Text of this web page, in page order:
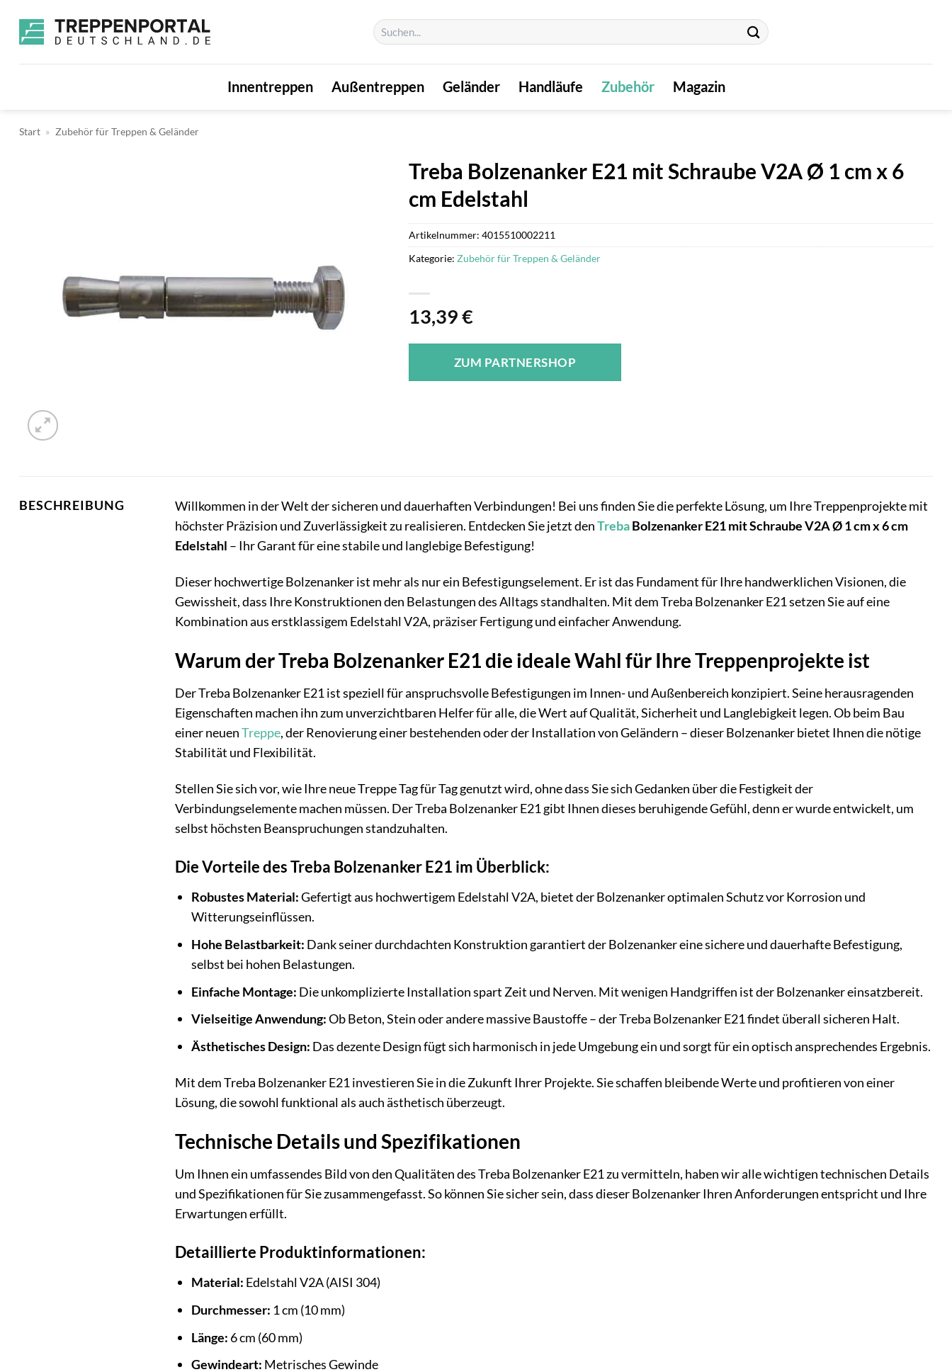
Inhalt
springen
Suchen
nach:
Innentreppen Außentreppen Geländer Handläufe Zubehör Magazin
Start » Zubehör für Treppen & Geländer
Treba Bolzenanker E21 mit Schraube V2A Ø 1 cm x 6
cm Edelstahl
13,39€
ZUM PARTNERSHOP
Artikelnummer: 4015510002211
Kategorie: Zubehör für Treppen & Geländer
BESCHREIBUNG
Willkommen in der Welt der sicheren und dauerhaften Verbindungen! Bei uns finden Sie die perfekte Lösung, um Ihre Treppenprojekte mit
höchster Präzision und Zuverlässigkeit zu realisieren. Entdecken Sie jetzt denTrebaBolzenanker E21 mit Schraube V2A Ø 1 cm x 6 cm
Edelstahl – Ihr Garant für eine stabile und langlebige Befestigung!
Dieser hochwertige Bolzenanker ist mehr als nur ein Befestigungselement. Er ist das Fundament für Ihre handwerklichen Visionen, die
Gewissheit, dass Ihre Konstruktionen den Belastungen des Alltags standhalten. Mit dem Treba Bolzenanker E21 setzen Sie auf eine
Kombination aus erstklassigem Edelstahl V2A, präziser Fertigung und einfacher Anwendung.
Warum der Treba Bolzenanker E21 die ideale Wahl für Ihre Treppenprojekte ist
Der Treba Bolzenanker E21 ist speziell für anspruchsvolle Befestigungen im Innen- und Außenbereich konzipiert. Seine herausragenden
Eigenschaften machen ihn zum unverzichtbaren Helfer für alle, die Wert auf Qualität, Sicherheit und Langlebigkeit legen. Ob beim Bau
einer neuenTreppe, der Renovierung einer bestehenden oder der Installation von Geländern – dieser Bolzenanker bietet Ihnen die nötige
Stabilität und Flexibilität.
Stellen Sie sich vor, wie Ihre neue Treppe Tag für Tag genutzt wird, ohne dass Sie sich Gedanken über die Festigkeit der
Verbindungselemente machen müssen. Der Treba Bolzenanker E21 gibt Ihnen dieses beruhigende Gefühl, denn er wurde entwickelt, um
selbst höchsten Beanspruchungen standzuhalten.
Die Vorteile des Treba Bolzenanker E21 im Überblick:
Robustes Material:Gefertigt aus hochwertigem Edelstahl V2A, bietet der Bolzenanker optimalen Schutz vor Korrosion und
Witterungseinflüssen.
Hohe Belastbarkeit: Dank seiner durchdachten Konstruktion garantiert der Bolzenanker eine sichere und dauerhafte Befestigung,
selbst bei hohen Belastungen.
Einfache Montage: Die unkomplizierte Installation spart Zeit und Nerven. Mit wenigen Handgriffen ist der Bolzenanker einsatzbereit.
Vielseitige Anwendung:Ob Beton, Stein oder andere massive Baustoffe – der Treba Bolzenanker E21 findet überall sicheren Halt.
Ästhetisches Design: Das dezente Design fügt sich harmonisch in jede Umgebung ein und sorgt für ein optisch ansprechendes Ergebnis.
Mit dem Treba Bolzenanker E21 investieren Sie in die Zukunft Ihrer Projekte. Sie schaffen bleibende Werte und profitieren von einer
Lösung, die sowohl funktional als auch ästhetisch überzeugt.
Technische Details und Spezifikationen
Um Ihnen ein umfassendes Bild von den Qualitäten des Treba Bolzenanker E21 zu vermitteln, haben wir alle wichtigen technischen Details
und Spezifikationen für Sie zusammengefasst. So können Sie sicher sein, dass dieser Bolzenanker Ihren Anforderungen entspricht und Ihre
Erwartungen erfüllt.
Detaillierte Produktinformationen:
Material: Edelstahl V2A (AISI 304)
Durchmesser: 1 cm (10 mm)
Länge: 6 cm (60 mm)
Gewindeart: Metrisches Gewinde